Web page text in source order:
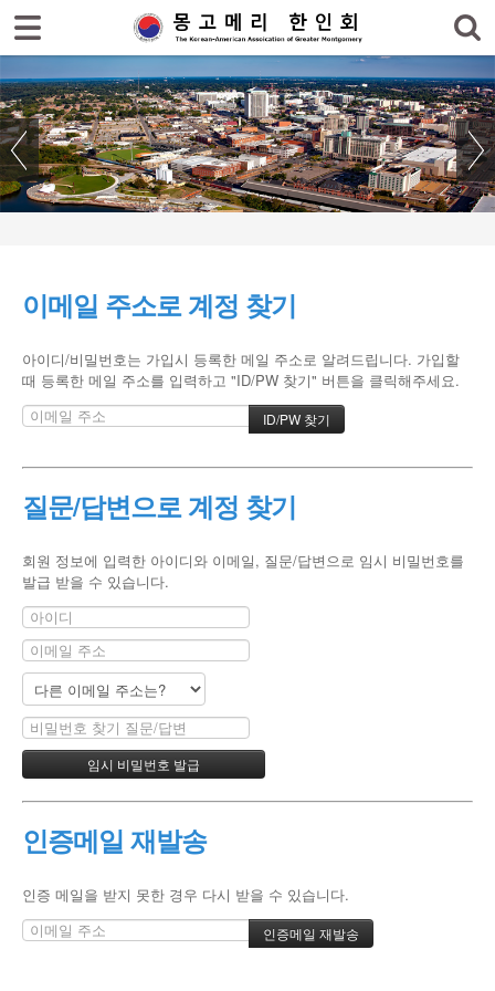
이메일 주소로 계정 찾기
아이디/비밀번호는 가입시 등록한 메일 주소로 알려드립니다. 가입할
때 등록한 메일 주소를 입력하고 "ID/PW 찾기" 버튼을 클릭해주세요.
질문/답변으로 계정 찾기
회원 정보에 입력한 아이디와 이메일, 질문/답변으로 임시 비밀번호를
발급 받을 수 있습니다.
인증메일 재발송
인증 메일을 받지 못한 경우 다시 받을 수 있습니다.
로그인 회원가입
한인회
한인회 소식
- 공지사항
- 몽고메리 한인회 이모저모
- 애틀랜타 총영사관 소식
한인회 커뮤니티